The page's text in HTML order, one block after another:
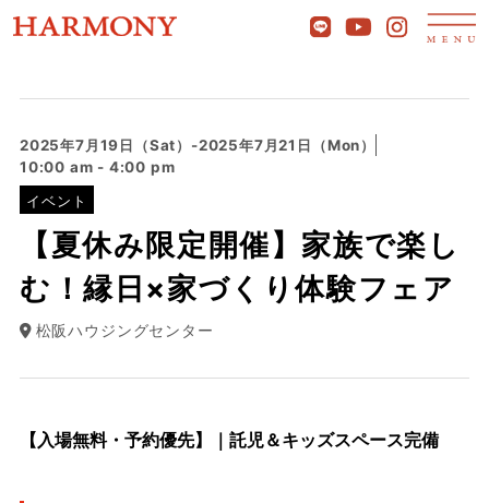
2025年7月19日（Sat）-2025年7月21日（Mon）
10:00 am - 4:00 pm
イベント
【夏休み限定開催】家族で楽し
む！縁日×家づくり体験フェア
松阪ハウジングセンター
【入場無料・予約優先】｜託児＆キッズスペース完備